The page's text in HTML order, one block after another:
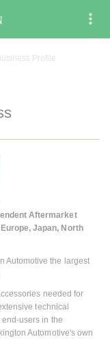
Profile
Aftermarket
Japan, North
Automotive the largest
needed for
technical
users in the
Automotive's own